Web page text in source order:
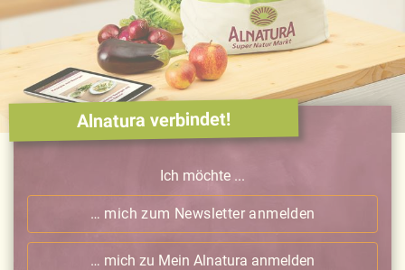
Alnatura verbindet!
Ich möchte ...
… mich zum Newsletter anmelden
… mich zu Mein Alnatura anmelden